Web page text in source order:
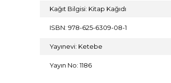
Kağıt Bilgisi: Kitap Kağıdı
ISBN: 978-625-6309-08-1
Yayınevi: Ketebe
Yayın No: 1186